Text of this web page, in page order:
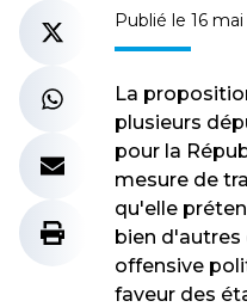
Publié le 16
La
plusieurs
pour la
mesure de
qu'elle
bien d'autres
offensive
faveur des